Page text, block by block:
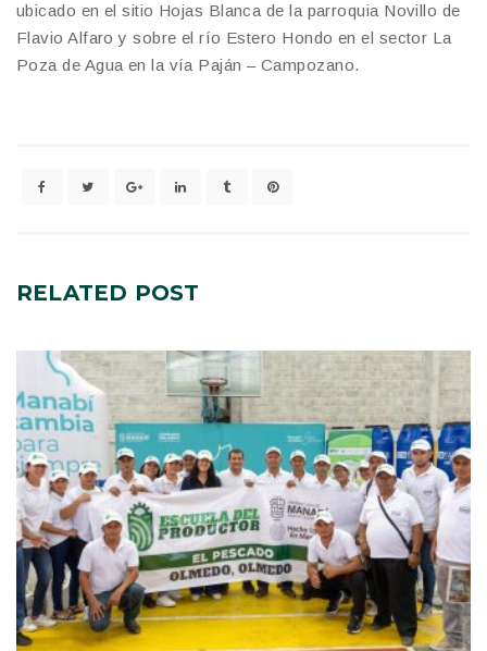
ubicado en el sitio Hojas Blanca de la parroquia Novillo de
Flavio Alfaro y sobre el río Estero Hondo en el sector La
Poza de Agua en la vía Paján – Campozano.
RELATED POST